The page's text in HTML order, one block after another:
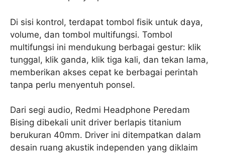
Di sisi kontrol, terdapat tombol fisik untuk daya,
volume, dan tombol multifungsi. Tombol
multifungsi ini mendukung berbagai gestur: klik
tunggal, klik ganda, klik tiga kali, dan tekan lama,
memberikan akses cepat ke berbagai perintah
tanpa perlu menyentuh ponsel.
Dari segi audio, Redmi Headphone Peredam
Bising dibekali unit driver berlapis titanium
berukuran 40mm. Driver ini ditempatkan dalam
desain ruang akustik independen yang diklaim